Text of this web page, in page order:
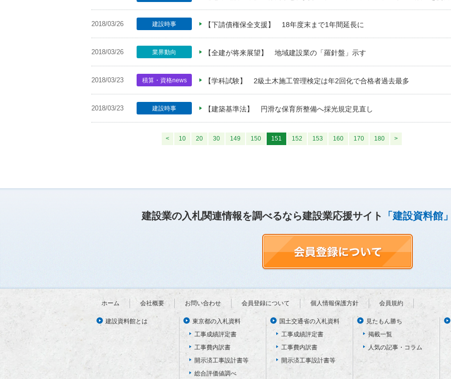
建設時事
2018/03/26 【下請債権保全支援】 18年度末まで1年間延長に
業界動向
2018/03/26 【全建が将来展望】 地域建設業の「羅針盤」示す
積算・資格news
2018/03/23 【学科試験】 2級土木施工管理検定は年2回化で合格者過去最多
建設時事
2018/03/23 【建築基準法】 円滑な保育所整備へ採光規定見直し
< 10 20 30 149 150 151 152 153 160 170 180 >
建設業の入札関連情報を調べるなら建設業応援サイト 「建設資料館」
ホーム 会社概要 お問い合わせ 会員登録について 個人情報保護方針 会員規約
建設資料館とは
東京都の入札資料
工事成績評定書
工事費内訳書
開示済工事設計書等
総合評価値調べ
国土交通省の入札資料
工事成績評定書
工事費内訳書
開示済工事設計書等
見たもん勝ち
掲載一覧
人気の記事・コラム